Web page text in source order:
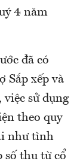
4 năm
đã có
Sắp xếp và
sử dụng
theo quy
như tình
số thu từ cổ